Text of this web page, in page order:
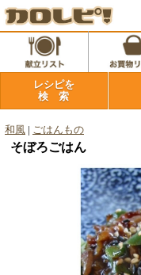
レシピを
検 索
和風 ごはんもの
そぼろごはん